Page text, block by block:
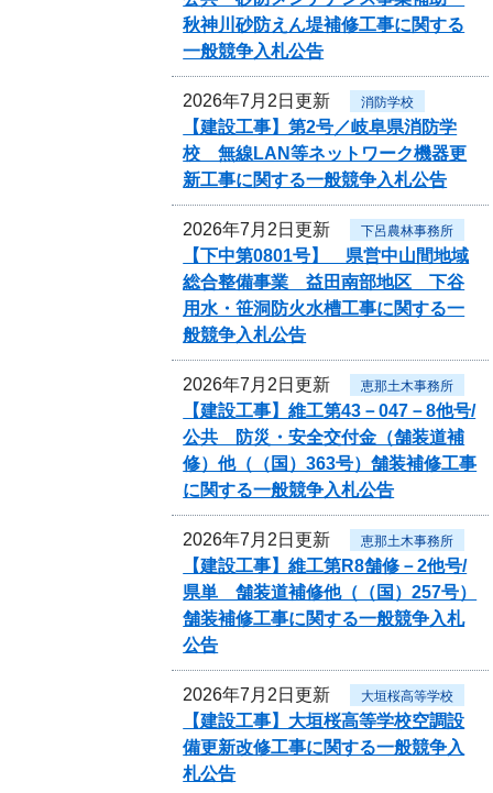
秋神川砂防えん堤補修工事に関する
一般競争入札公告
2026年7月2日更新 消防学校
【建設工事】第2号／岐阜県消防学
校 無線LAN等ネットワーク機器更
新工事に関する一般競争入札公告
2026年7月2日更新 下呂農林事務所
【下中第0801号】 県営中山間地域
総合整備事業 益田南部地区 下谷
用水・笹洞防火水槽工事に関する一
般競争入札公告
2026年7月2日更新 恵那土木事務所
【建設工事】維工第43－047－8他号/
公共 防災・安全交付金（舗装道補
修）他（（国）363号）舗装補修工事
に関する一般競争入札公告
2026年7月2日更新 恵那土木事務所
【建設工事】維工第R8舗修－2他号/
県単 舗装道補修他（（国）257号）
舗装補修工事に関する一般競争入札
公告
2026年7月2日更新 大垣桜高等学校
【建設工事】大垣桜高等学校空調設
備更新改修工事に関する一般競争入
札公告